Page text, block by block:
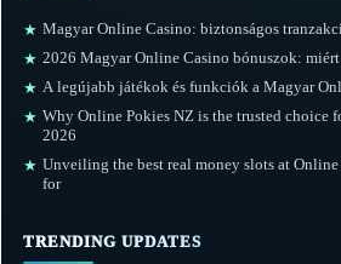
★ Magyar Online Casino: biztonságos
★ 2026 Magyar Online Casino bónuszok:
★ A legújabb játékok és funkciók a Magyar
★ Why Online Pokies NZ is the trusted choice
2026
★ Unveiling the best real money slots at
for
TRENDING UPDATES